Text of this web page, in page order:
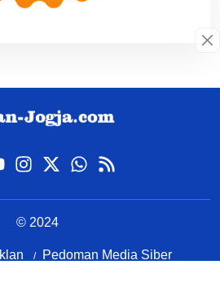
© 2024
Iklan Pedoman Media Siber